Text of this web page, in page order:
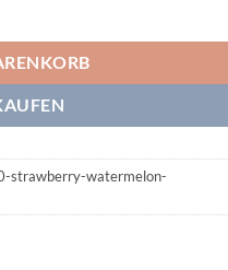
strawberry-watermelon-